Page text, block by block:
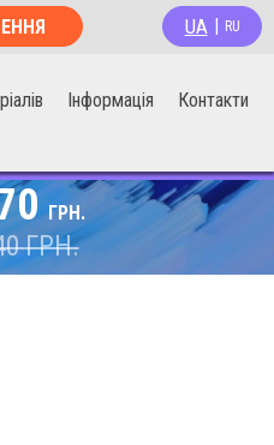
UA RU
Інформація Контакти
ГРН.
ГРН.